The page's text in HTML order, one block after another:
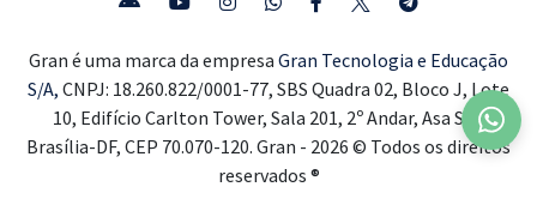
Gran é uma marca da empresa Gran Tecnologia e Educação
S/A, CNPJ: 18.260.822/0001-77, SBS Quadra 02, Bloco J, Lote
10, Edifício Carlton Tower, Sala 201, 2º Andar, Asa Sul,
Brasília-DF, CEP 70.070-120. Gran - 2026 © Todos os direitos
reservados ®